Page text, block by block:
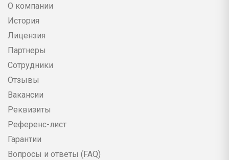
О компании
История
Лицензия
Партнеры
Сотрудники
Отзывы
Вакансии
Реквизиты
Референс-лист
Гарантии
Вопросы и ответы (FAQ)